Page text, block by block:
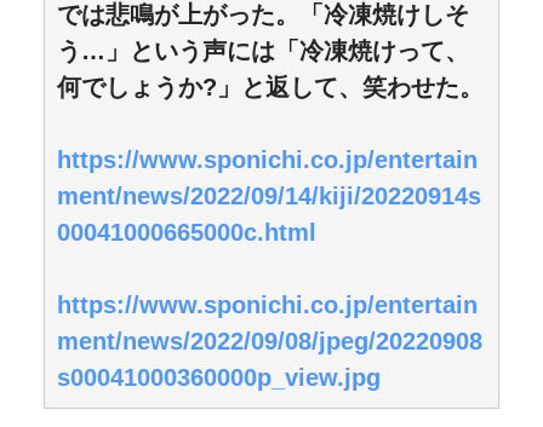
では悲鳴が上がった。「冷凍焼けしそ
う…」という声には「冷凍焼けって、
何でしょうか?」と返して、笑わせた。
https://www.sponichi.co.jp/entertain
ment/news/2022/09/14/kiji/20220914s
00041000665000c.html
https://www.sponichi.co.jp/entertain
ment/news/2022/09/08/jpeg/20220908
s00041000360000p_view.jpg